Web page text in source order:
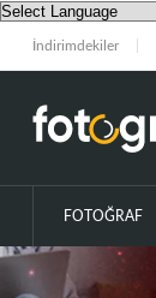
İndirimdekiler
FOTOĞRAF